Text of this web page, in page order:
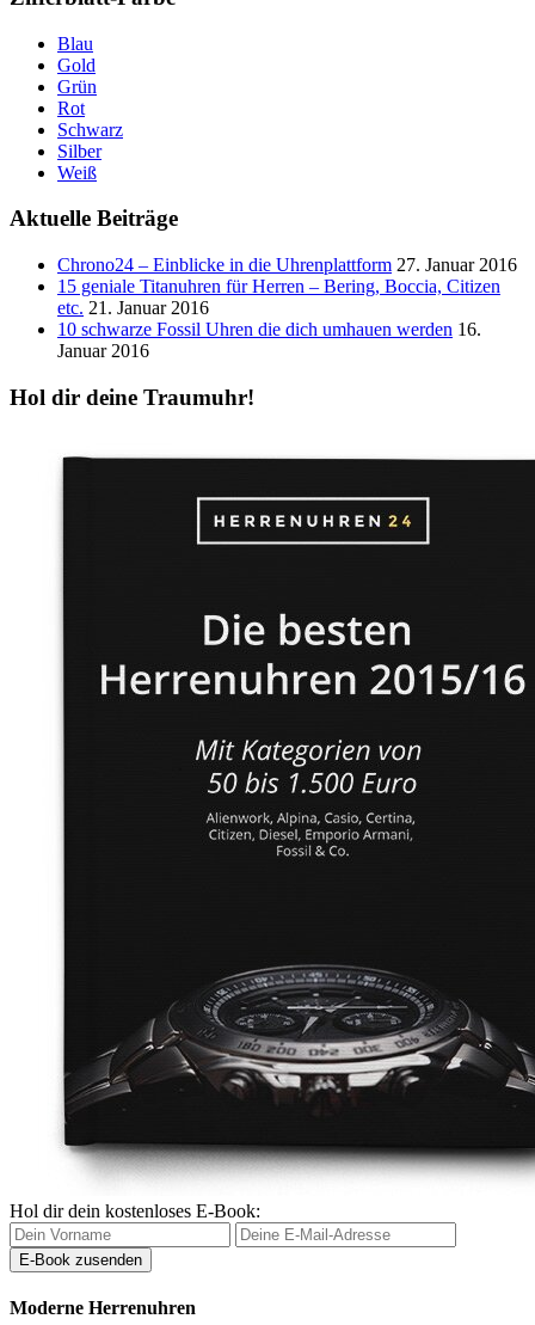
Blau
Gold
Grün
Rot
Schwarz
Silber
Weiß
Aktuelle Beiträge
Chrono24 – Einblicke in die Uhrenplattform 27. Januar 2016
15 geniale Titanuhren für Herren – Bering, Boccia, Citizen
etc. 21. Januar 2016
10 schwarze Fossil Uhren die dich umhauen werden 16.
Januar 2016
Hol dir deine Traumuhr!
Hol dir dein kostenloses E-Book:
Moderne Herrenuhren